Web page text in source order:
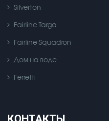
Silverton
Fairline Targa
Fairline Squadron
Дом на воде
Ferretti